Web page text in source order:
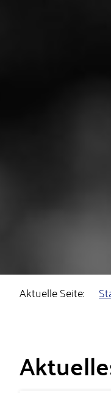
Aktuelle Seite: